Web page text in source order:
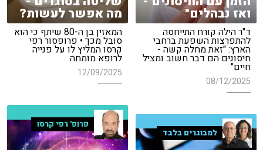
ואז נבהלים"
ד"ר הילה קורח התייחסה
להתפרצות השפעת ברחבי
הארץ: "זאת מחלה קשה -
חיסונים הם דבר חשוב ומציל
חיים"
08/12/2025
מה אפשר לעשות?
המאזין בן ה-80 שיתף כי הוא
סובל מכך • פרופסור רפי
קרסו המליץ לו על פנייה
לרופא מומחה
12/09/2025
פרופ' רפי קרסו
למבוגרים בלבד